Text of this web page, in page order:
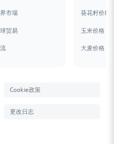
市場
贸易
葵花籽价格
玉米价格
大麦价格
Cookie政策
更改日志